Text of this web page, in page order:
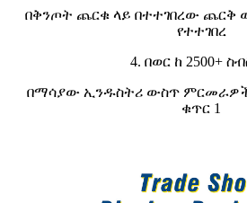
በቅንጦት ጨርቁ ላይ በተተገበረው ጨርቅ
የተተገበረ
4. በወር ከ 2500+
በማሳያው ኢንዱስትሪ ውስጥ ምርመራዎች
ቁጥር 1